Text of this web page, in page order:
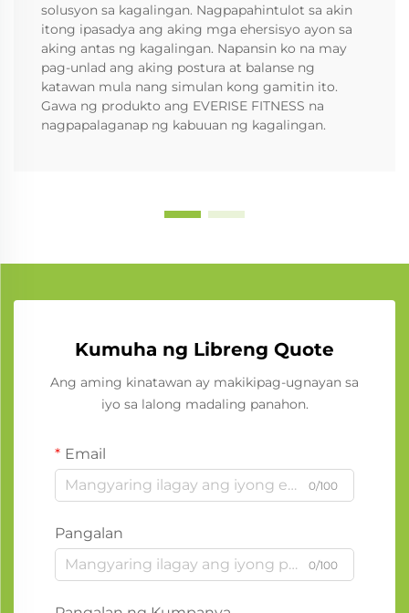
solusyon sa kagalingan. Nagpapahintulot sa akin
itong ipasadya ang aking mga ehersisyo ayon sa
aking antas ng kagalingan. Napansin ko na may
pag-unlad ang aking postura at balanse ng
katawan mula nang simulan kong gamitin ito.
Gawa ng produkto ang EVERISE FITNESS na
nagpapalaganap ng kabuuan ng kagalingan.
Kumuha ng Libreng Quote
Ang aming kinatawan ay makikipag-ugnayan sa
iyo sa lalong madaling panahon.
Email
0/100
Pangalan
0/100